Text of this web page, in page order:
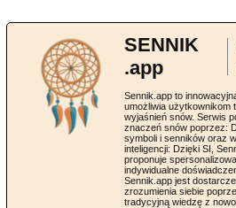
SENNIK
.app
Sennik.app to
umożliwia użytkownikom
wyjaśnień snów. Serwis
znaczeń snów poprzez:
symboli i senników oraz
inteligencji: Dzięki SI,
proponuje
indywidualne
Sennik.app jest
zrozumienia siebie
tradycyjną wiedzę z